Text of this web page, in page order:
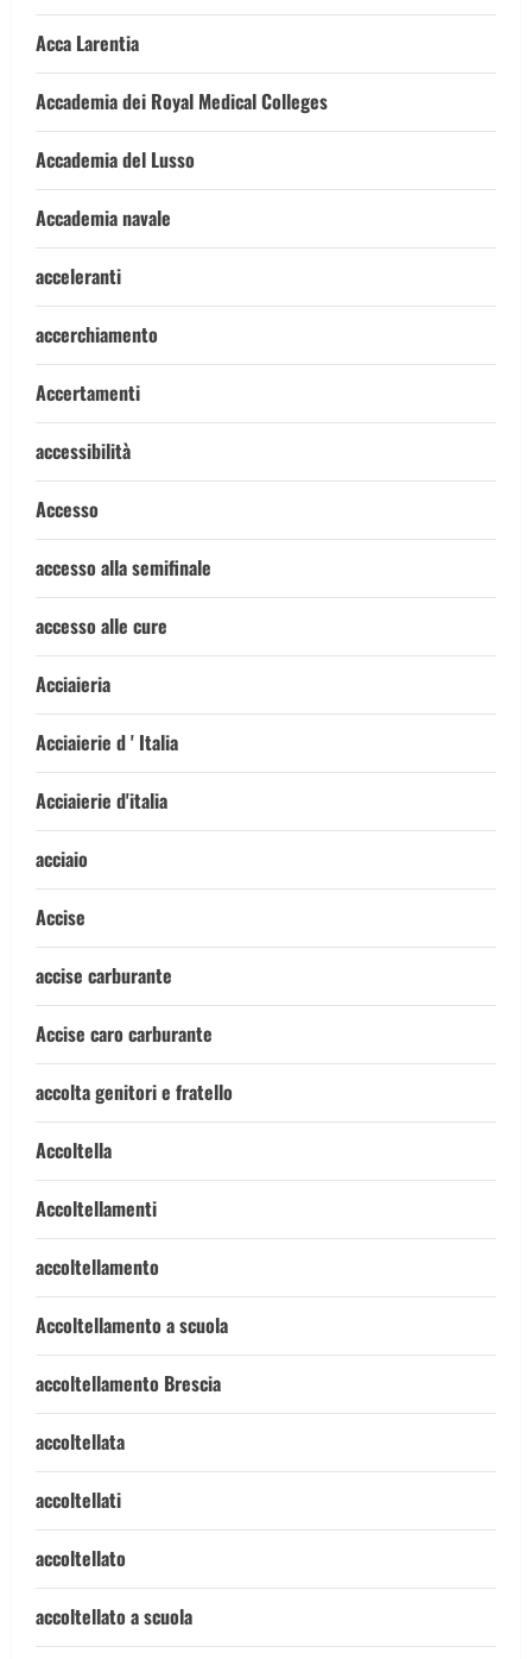
Acca Larentia
Accademia dei Royal Medical Colleges
Accademia del Lusso
Accademia navale
acceleranti
accerchiamento
Accertamenti
accessibilità
Accesso
accesso alla semifinale
accesso alle cure
Acciaieria
Acciaierie d ' Italia
Acciaierie d'italia
acciaio
Accise
accise carburante
Accise caro carburante
accolta genitori e fratello
Accoltella
Accoltellamenti
accoltellamento
Accoltellamento a scuola
accoltellamento Brescia
accoltellata
accoltellati
accoltellato
accoltellato a scuola